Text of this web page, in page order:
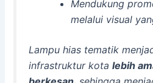
Mendukung
melalui visual
Lampu hias tematik
infrastruktur kotalebih